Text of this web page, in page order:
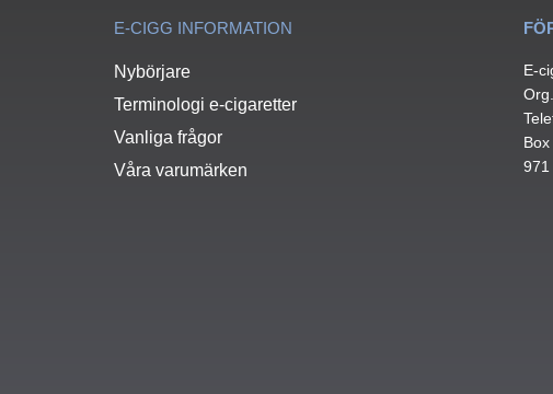
E-CIGG INFORMATION
Nybörjare
Terminologi e-cigaretter
Vanliga frågor
Våra varumärken
E-
971